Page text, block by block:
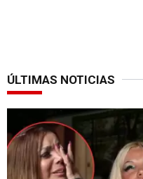
ÚLTIMAS NOTICIAS